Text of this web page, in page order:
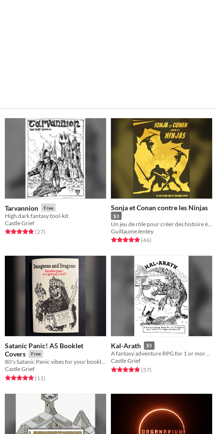
Tarvannion Free
High dark fantasy tool-kit
Castle Grief
Rated 5.0 out of 5 stars
(27total ratings
)
Sonja et Conan contre les Ninjas
$3
GuillaumeJentey
Rated 4.9 out of 5 stars
(46total ratings
)
Satanic Panic! A5 Booklet
Covers
Free
80's Satanic Panic vibes for your booklets or journals
Castle Grief
Rated 5.0 out of 5 stars
(11total ratings
)
Kal-Arath $5
A fantasy adventure RPG for 1 or more players.
Castle Grief
Rated 5.0 out of 5 stars
(57total ratings
)